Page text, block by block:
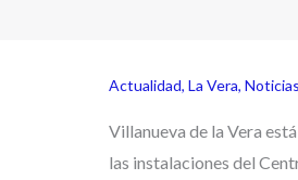
Actualidad, La Vera, Noticias
Villanueva de la Vera
las instalaciones del